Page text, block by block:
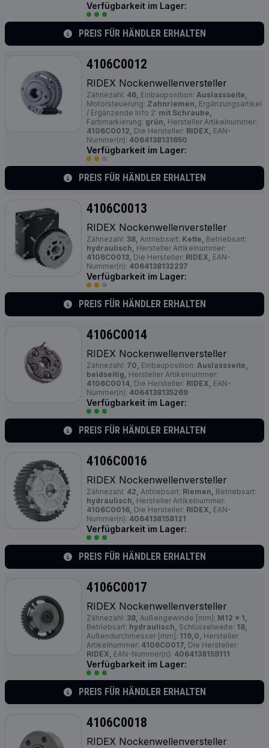
Verfügbarkeit im Lager:
PREIS FÜR HÄNDLER ERHALTEN
4106C0012
RIDEX Nockenwellenversteller
Zähnezahl: 46, Einbauposition: Auslassseite,
Motorsteuerung: Zahnriemen, Ergänzungsartikel
/ Ergänzende Info 2: mit Schraube,
Farbmarkierung: grün, Hersteller Artikelnummer:
4106C0012, Die Hersteller: RIDEX, EAN-
Nummer(n): 4064138131650
Verfügbarkeit im Lager:
PREIS FÜR HÄNDLER ERHALTEN
4106C0013
RIDEX Nockenwellenversteller
Zähnezahl: 38, Antriebsart: Kette, Betriebsart:
hydraulisch, Hersteller Artikelnummer:
4106C0013, Die Hersteller: RIDEX, EAN-
Nummer(n): 4064138132237
Verfügbarkeit im Lager:
PREIS FÜR HÄNDLER ERHALTEN
4106C0014
RIDEX Nockenwellenversteller
Zähnezahl: 70, Einbauposition: Auslassseite,
beidseitig, Hersteller Artikelnummer:
4106C0014, Die Hersteller: RIDEX, EAN-
Nummer(n): 4064138135269
Verfügbarkeit im Lager:
PREIS FÜR HÄNDLER ERHALTEN
4106C0016
RIDEX Nockenwellenversteller
Zähnezahl: 42, Antriebsart: Riemen, Betriebsart:
hydraulisch, Hersteller Artikelnummer:
4106C0016, Die Hersteller: RIDEX, EAN-
Nummer(n): 4064138158121
Verfügbarkeit im Lager:
PREIS FÜR HÄNDLER ERHALTEN
4106C0017
RIDEX Nockenwellenversteller
Zähnezahl: 38, Außengewinde [mm]: M12 x 1,
Betriebsart: hydraulisch, Schlüsselweite: 18,
Außendurchmesser [mm]: 119,0, Hersteller
Artikelnummer: 4106C0017, Die Hersteller:
RIDEX, EAN-Nummer(n): 4064138159111
Verfügbarkeit im Lager:
PREIS FÜR HÄNDLER ERHALTEN
4106C0018
RIDEX Nockenwellenversteller